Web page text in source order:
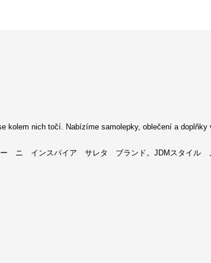
nich točí. Nabízíme samolepky, oblečení a
ー ニ インスパイア サレタ ブランド。JDMスタ